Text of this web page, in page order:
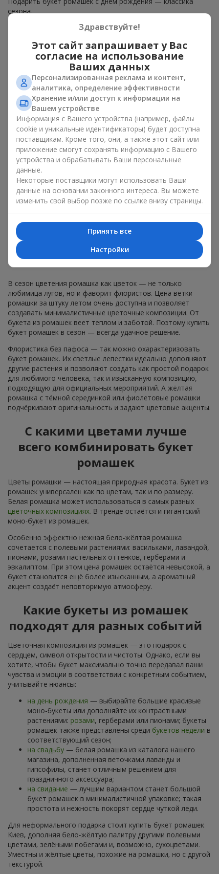
сезона.
Ромашка в подарочной упаковке — это всегда про:
лёгкий аромат лета — букет из ромашек, как нежная
композиция с лугов, навевает приятные
воспоминания, помогает расслабиться и
почувствовать уют внутри;
универсальность — бело-жёлтая палитра
минималистичной цветочной композиции не оставит
равнодушными ни хрупких молодых девушек, ни
уважаемых бабушек;
искренность в цветах — букет ромашек словно
создан для того, чтобы рассказывать о самых ценных
чувствах и эмоциях.
Нежные летние цветы в букете из ромашек навсегда
остаются в памяти. Если вам нравится ромашка, купить её
— значит на 100% поднять себе настроение и создать
ощущение лета даже в пасмурный день. Букет из ромашек
не перегружает интерьер и лаконично дополняет дизайн
любой комнаты. А ещё букет из ромашек — это отличная
большой букет ромашек цена остаётся доступной.
Ромашки во флористике — тренды
и сочетания
В сезон цветения ромашка как цветок — не только
любимица лугов, но и фаворит флористов. Цена ветки
ромашки за штуку летом очень доступна и позволяет
создавать минималистичные цветочные композиции. От
букета из ромашек веет теплом и заботой. Поэтому купить
букет ромашек в сезон — всегда удачное решение.
Флористика без пафоса — так можно охарактеризовать
букет ромашек. Их светлые лепестки идеально дополняют
другие растения и позволяют создать как простой подарок
для любимого человека, так и изысканную композицию,
подходящую для официальных мероприятий. А жёлтая
ромашка с тёмной серединкой или фиолетовые ромашки
подчёркивают оригинальность и задают цветовые акценты.
С какими цветами лучше
всего комбинировать букет
ромашек
Цветы ромашки — настоящая природная красота. Букет из
ромашек универсален как по цветам, так и по размеру.
Белая ромашка может использоваться в самых разных
цветочных композициях. В тренде остаётся и гигантский
моно-букет из ромашек.
Особенно эффектно нежная бело-жёлтая ромашка
сочетается с полевыми растениями: васильками, лавандой,
пионами, розами пастельных оттенков, герберами и
эвкалиптом. При этом цена ромашек остаётся невысокой, а
букет становится ещё более изысканным, а ароматный
акцент создаёт неповторимую атмосферу.
Какие букеты из ромашек
подходят для разных событий
Цветочная композиция из ромашек — это подарок с
сердцем, символ открытости и чистоты. Однако, если вы
хотите, чтобы букет максимально точно передавал ваши
чувства и эмоции в соответствии с конкретным событием,
учитывайте нюансы:
на день рождения — выбирайте большие красивые
моно-букеты или дополняйте их контрастными
растениями: розами, герберами или пионами; букеты
ромашек также представлены среди букетов недели в
соответствующий сезон;
на свадьбу — белая ромашка из каталога нашего
магазина, дополненная веточками лаванды и
гипсофилы, станет отличным решением для
праздничного аксессуара;
на свидание — лучшим вариантом станет большой
букет ромашек в минималистичной упаковке; такая
простота и нежность покорят сердце чуткой леди.
Для неформального подарка стоит купить букет ромашек
Киев, дополняя бело-жёлтую палитру другими полевыми
цветами, зелёными побегами и, возможно, сухоцветами.
Уместны и жёлтые цветы, похожие на ромашки, но с другой
текстурой.
Здравствуйте!
Этот сайт запрашивает у Вас
согласие на использование
Ваших данных
Персонализированная реклама и контент,
аналитика, определение эффективности
Хранение и/или доступ к информации на
Вашем устройстве
Информация с Вашего устройства (например, файлы
cookie и уникальные идентификаторы) будет доступна
поставщикам. Кроме того, они, а также этот сайт или
приложение смогут сохранять информацию с Вашего
устройства и обрабатывать Ваши персональные
данные.
Некоторые поставщики могут использовать Ваши
данные на основании законного интереса. Вы можете
изменить свой выбор позже по ссылке внизу страницы.
Принять все
Настройки